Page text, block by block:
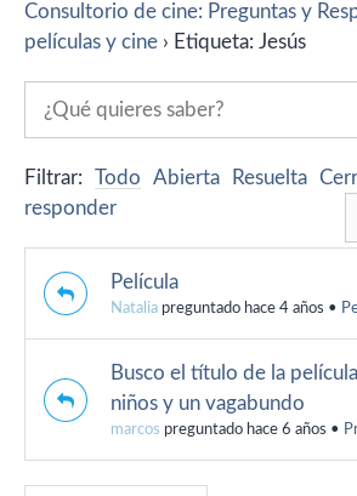
Consultorio de cine: Preguntas y
películas y cine › Etiqueta: Jesús
Filtrar: Todo Abierta Resuelta
responder
Película
Natalia preguntado hace 4 años •
Busco el título de la
niños y un vagabundo
marcos preguntado hace 6 años •